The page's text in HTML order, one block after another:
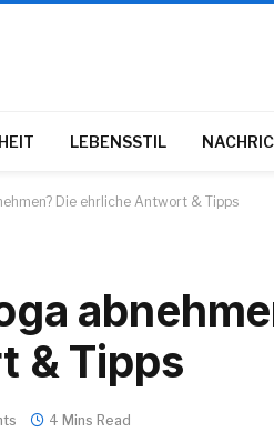
LEBENSSTIL
Die ehrliche Antwort & Tipps
& Tipps
4 Mins Read